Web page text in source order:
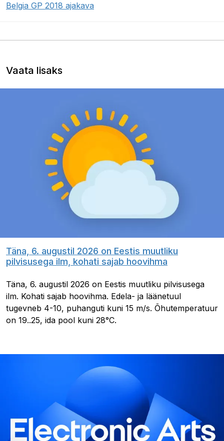
Belgia GP 2018 ajakava
Vaata lisaks
Täna, 6. augustil 2026 on Eestis muutliku
pilvisusega ilm, kohati sajab hoovihma
Täna, 6. augustil 2026 on Eestis muutliku pilvisusega
ilm. Kohati sajab hoovihma. Edela- ja läänetuul
tugevneb 4-10, puhanguti kuni 15 m/s. Õhutemperatuur
on 19..25, ida pool kuni 28°C.